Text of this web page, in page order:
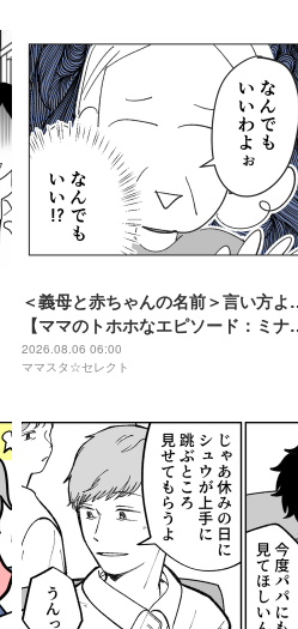
＜義母と赤ちゃんの名前＞言い方
【ママのトホホなエピソード：ミナ
編】＜第25話＞#4コマ母道場
2026.08.06 06:00
ママスタ☆セレクト